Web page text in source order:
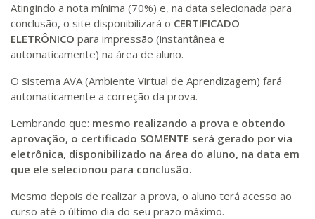
Atingindo a nota mínima (70%) e, na data selecionada para
conclusão, o site disponibilizará o CERTIFICADO
ELETRÔNICO para impressão (instantânea e
automaticamente) na área de aluno.
O sistema AVA (Ambiente Virtual de Aprendizagem) fará
automaticamente a correção da prova.
Lembrando que: mesmo realizando a prova e obtendo
aprovação, o certificado SOMENTE será gerado por via
eletrônica, disponibilizado na área do aluno, na data em
que ele selecionou para conclusão.
Mesmo depois de realizar a prova, o aluno terá acesso ao
curso até o último dia do seu prazo máximo.